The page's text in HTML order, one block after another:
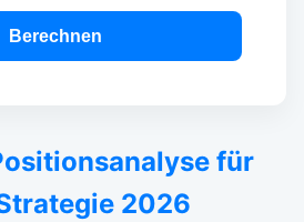
Berechnen
für
2026